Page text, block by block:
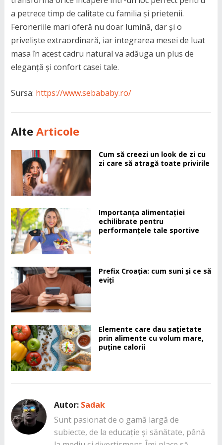
a petrece timp de calitate cu familia și prietenii.
Feroneriile mari oferă nu doar lumină, dar și o
priveliște extraordinară, iar integrarea mesei de luat
masa în acest cadru natural va adăuga un plus de
eleganță și confort casei tale.
Sursa: https://www.sebababy.ro/
Alte Articole
Cum să creezi un look de zi cu
zi care să atragă toate privirile
Importanța alimentației
echilibrate pentru
performanțele tale sportive
Prefix Croația: cum suni și ce să
eviți
Elemente care dau sațietate
prin alimente cu volum mare,
puține calorii
Autor: Sadak
Sunt pasionat de o gamă largă de
subiecte, de la educație și sănătate, până